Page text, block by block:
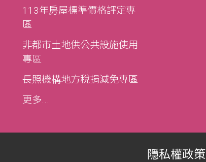
113年房屋標準價格評定專
區
非都市土地供公共設施使用
專區
長照機構地方稅捐減免專區
更多...
隱私權政策